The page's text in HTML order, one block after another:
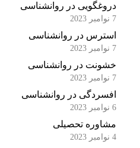
دروغگویی در روانشناسی
استرس در روانشناسی
خشونت در روانشناسی
افسردگی در روانشناسی
مشاوره تحصیلی